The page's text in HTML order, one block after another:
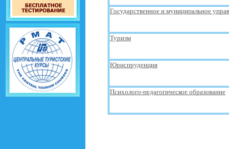
Государственное и муниципальное
Туризм
Юриспруденция
Психолого-педагогическое образование